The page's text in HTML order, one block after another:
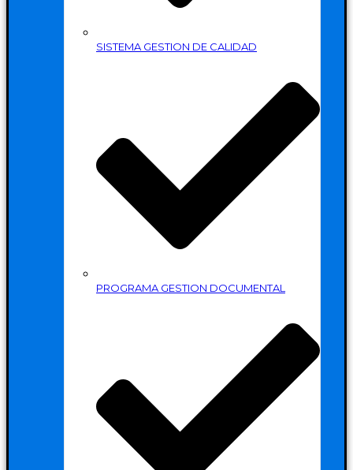
SISTEMA GESTION DE CALIDAD
PROGRAMA GESTION DOCUMENTAL